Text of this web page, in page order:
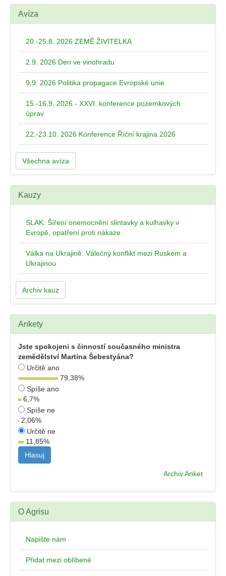
Avíza
20.-25.8. 2026 ZEMĚ ŽIVITELKA
2.9. 2026 Den ve vinohradu
9.9. 2026 Politika propagace Evropské unie
15.-16.9. 2026 - XXVI. konference pozemkových
úprav
22.-23.10. 2026 Konference Říční krajina 2026
Všechna avíza
Kauzy
SLAK: Šíření onemocnění slintavky a kulhavky v
Evropě, opatření proti nákaze
Válka na Ukrajině: Válečný konflikt mezi Ruskem a
Ukrajinou
Archiv kauz
Ankety
Jste spokojeni s činností současného ministra
zemědělství Martina Šebestyána?
Určitě ano
79,38%
Spíše ano
6,7%
Spíše ne
2,06%
Určitě ne
11,85%
Archiv Anket
O Agrisu
Napište nám
Přidat mezi oblíbené